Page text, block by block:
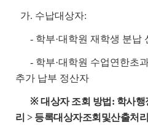
가. 수납대상자:
- 학부·대학원 재학생 분납
- 학부·대학원 수업연한초
추가 납부 정산자
※대상자 조회 방법: 학사
리 > 등록대상자조회및산출처리